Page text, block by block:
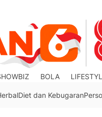
BOLA
Diet dan Kebugaran